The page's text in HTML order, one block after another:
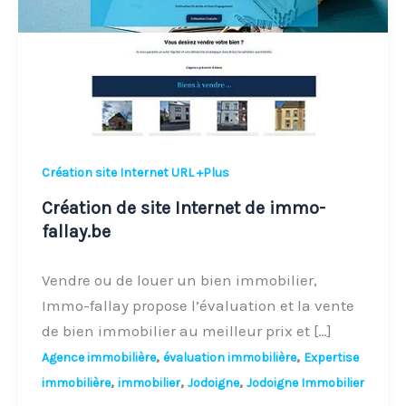
Création site Internet URL +Plus
Création de site Internet de immo-
fallay.be
Vendre ou de louer un bien immobilier,
Immo-fallay propose l’évaluation et la vente
de bien immobilier au meilleur prix et […]
Agence immobilière, évaluation immobilière, Expertise
immobilière, immobilier, Jodoigne, Jodoigne Immobilier
immo-